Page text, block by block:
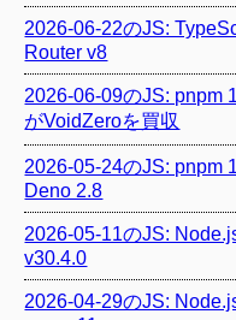
2026-06-22のJS:
Router v8
2026-06-09のJS: pnpm
がVoidZeroを買収
2026-05-24のJS: pnpm
Deno 2.8
2026-05-11のJS:
v30.4.0
2026-04-29のJS: